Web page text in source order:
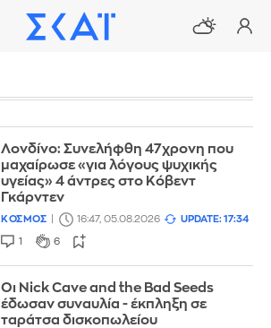
Λονδίνο: Συνελήφθη 47χρονη που
μαχαίρωσε «για λόγους ψυχικής
υγείας» 4 άντρες στο Κόβεντ
Γκάρντεν
ΚΟΣΜΟΣ 16:47, 05.08.2026 UPDATE: 17:34
1 6
Οι Nick Cave and the Bad Seeds
έδωσαν συναυλία - έκπληξη σε
ταράτσα δισκοπωλείου